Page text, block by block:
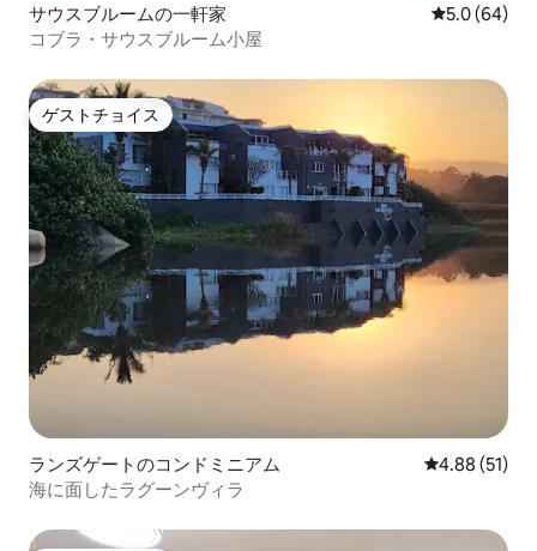
サウスブルームの一軒家 レビュー64
5.0 (64)
コブラ・サウスブルーム小屋
ゲストチョイス
ゲストチョイス
ランズゲートのコンドミニアム レビュー51
4.88 (51)
海に面したラグーンヴィラ